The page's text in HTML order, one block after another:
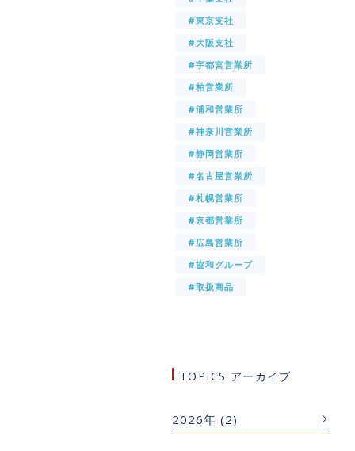
#東京支社
#大阪支社
#宇都宮営業所
#柏営業所
#浦和営業所
#神奈川営業所
#静岡営業所
#名古屋営業所
#札幌営業所
#京都営業所
#広島営業所
#協和グループ
#取扱商品
TOPICS アーカイブ
2026年 (2)